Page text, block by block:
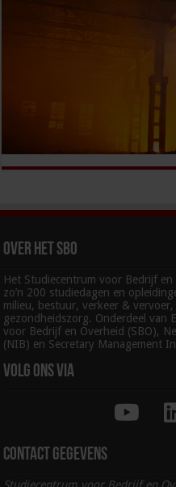
Over het SBO
Het Studiecentrum voor Bedrijf
zo’n 200 studiedagen en
milieu, bestuur, verkeer &
gezondheidszorg. Onderdeel van
voor Bedrijf en Overheid (SBO),
(NIB) en Secretary Management
Volg ons via
Contact gegevens